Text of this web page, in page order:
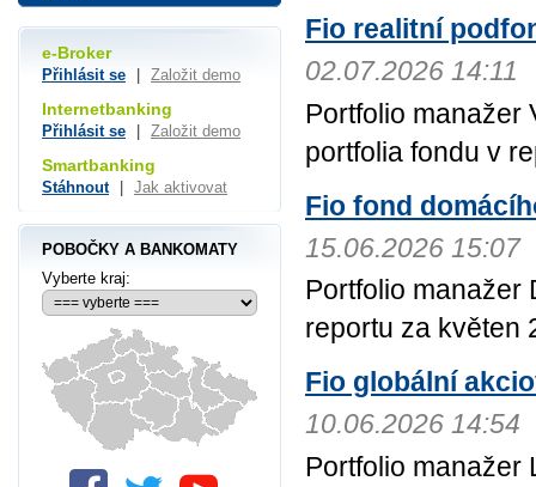
Fio realitní
02.07.2026 14:11
Portfolio manažer
portfolia fondu v
Fio fond
15.06.2026 15:07
Portfolio manažer
reportu za květen
Fio globální
10.06.2026 14:54
Portfolio manažer
e-Broker
Přihlásit se Založit demo
Internetbanking
Přihlásit se Založit demo
Smartbanking
Stáhnout Jak aktivovat
POBOČKY A BANKOMATY
Vyberte kraj: